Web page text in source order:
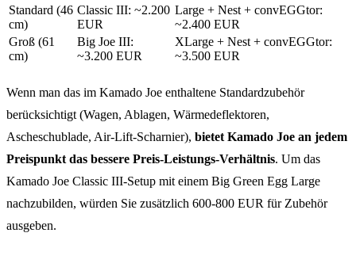
Standard (46
cm)
Classic III: ~2.200
EUR
Large + Nest + convEGGtor:
~2.400 EUR
Groß (61
cm)
Big Joe III:
~3.200 EUR
XLarge + Nest + convEGGtor:
~3.500 EUR
Wenn man das im Kamado Joe enthaltene Standardzubehör
berücksichtigt (Wagen, Ablagen, Wärmedeflektoren,
Ascheschublade, Air-Lift-Scharnier), bietet Kamado Joe an jedem
Preispunkt das bessere Preis-Leistungs-Verhältnis. Um das
Kamado Joe Classic III-Setup mit einem Big Green Egg Large
nachzubilden, würden Sie zusätzlich 600-800 EUR für Zubehör
ausgeben.